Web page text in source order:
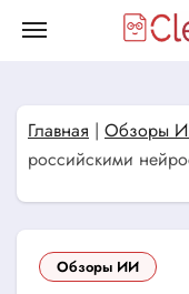
Главная | Обзоры
российскими
Обзоры ИИ